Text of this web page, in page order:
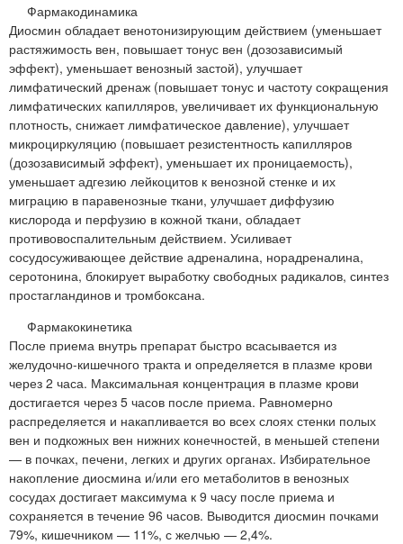
Фармакодинамика
Диосмин обладает венотонизирующим действием (уменьшает
растяжимость вен, повышает тонус вен (дозозависимый
эффект), уменьшает венозный застой), улучшает
лимфатический дренаж (повышает тонус и частоту сокращения
лимфатических капилляров, увеличивает их функциональную
плотность, снижает лимфатическое давление), улучшает
микроциркуляцию (повышает резистентность капилляров
(дозозависимый эффект), уменьшает их проницаемость),
уменьшает адгезию лейкоцитов к венозной стенке и их
миграцию в паравенозные ткани, улучшает диффузию
кислорода и перфузию в кожной ткани, обладает
противовоспалительным действием. Усиливает
сосудосуживающее действие адреналина, норадреналина,
серотонина, блокирует выработку свободных радикалов, синтез
простагландинов и тромбоксана.
Фармакокинетика
После приема внутрь препарат быстро всасывается из
желудочно-кишечного тракта и определяется в плазме крови
через 2 часа. Максимальная концентрация в плазме крови
достигается через 5 часов после приема. Равномерно
распределяется и накапливается во всех слоях стенки полых
вен и подкожных вен нижних конечностей, в меньшей степени
— в почках, печени, легких и других органах. Избирательное
накопление диосмина и/или его метаболитов в венозных
сосудах достигает максимума к 9 часу после приема и
сохраняется в течение 96 часов. Выводится диосмин почками
79%, кишечником — 11%, с желчью — 2,4%.